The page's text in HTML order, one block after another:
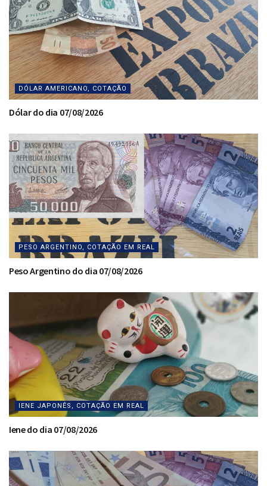
DÓLAR AMERICANO, COTAÇÃO
Dólar do dia 07/08/2026
PESO ARGENTINO, COTAÇÃO EM REAL
Peso Argentino do dia 07/08/2026
IENE JAPONÊS, COTAÇÃO EM REAL
Iene do dia 07/08/2026